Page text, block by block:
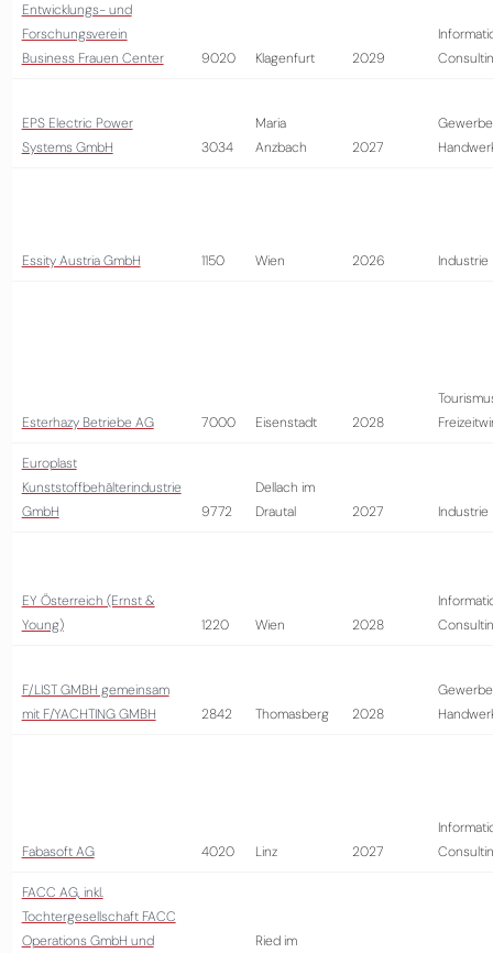
Entwicklungs- und
Forschungsverein
Business Frauen Center
9020 Klagenfurt 2029
EPS Electric Power
Systems GmbH
3034
Maria
Anzbach
2027
Essity Austria GmbH 1150 Wien 2026 Industrie
Esterhazy Betriebe AG 7000 Eisenstadt 2028
Europlast
Kunststoffbehälterindustrie
GmbH
9772
Dellach im
Drautal
2027 Industrie
EY Österreich (Ernst &
Young)
1220 Wien 2028
F/LIST GMBH gemeinsam
mit F/YACHTING GMBH
2842 Thomasberg 2028
Fabasoft AG 4020 Linz 2027
FACC AG, inkl.
Tochtergesellschaft FACC
Operations GmbH und
Ried im